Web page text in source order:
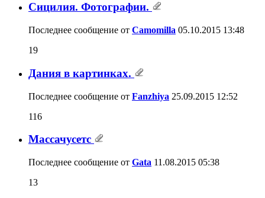
Сицилия. Фотографии.
Последнее сообщение от Camomilla 05.10.2015 13:48
19
Дания в картинках.
Последнее сообщение от Fanzhiya 25.09.2015 12:52
116
Массачусетс
Последнее сообщение от Gata 11.08.2015 05:38
13